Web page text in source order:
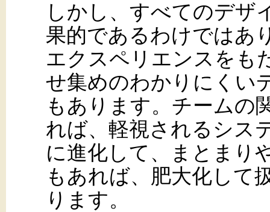
しかし、すべてのデザ
果的であるわけではあ
エクスペリエンスをも
せ集めのわかりにくい
もあります。チームの
れば、軽視されるシス
に進化して、まとまり
もあれば、肥大化して
ります。